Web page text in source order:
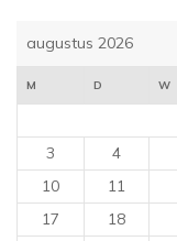
augustus 2026
M D W
3
4
10
11
17
18